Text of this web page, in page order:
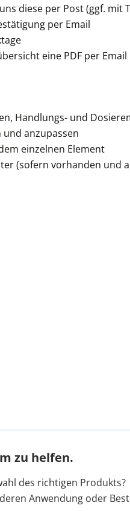
diese per Post (ggf. mit
per Email
eine PDF per Email
Handlungs- und
anzupassen
einzelnen Element
(sofern vorhanden und
zu helfen.
des richtigen Produkts?
Anwendung oder